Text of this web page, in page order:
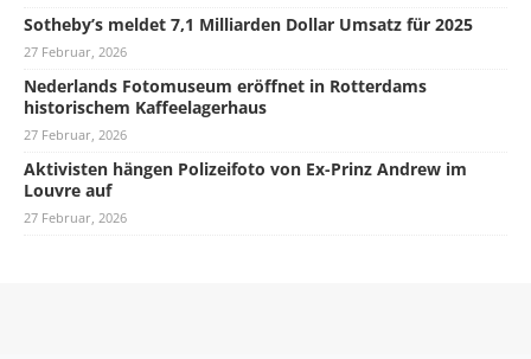
Sotheby’s meldet 7,1 Milliarden Dollar Umsatz für 2025
27 Februar, 2026
Nederlands Fotomuseum eröffnet in Rotterdams
historischem Kaffeelagerhaus
27 Februar, 2026
Aktivisten hängen Polizeifoto von Ex-Prinz Andrew im
Louvre auf
27 Februar, 2026